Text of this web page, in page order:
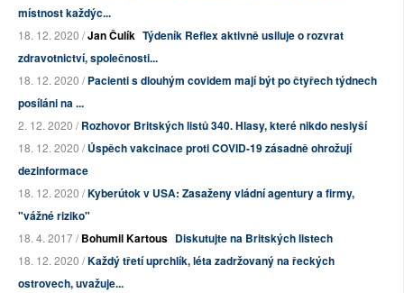
místnost každýc...
18. 12. 2020 /Jan Čulík Týdeník Reflex aktivně usiluje o rozvrat
zdravotnictví, společnosti...
18. 12. 2020 /Pacienti s dlouhým covidem mají být po čtyřech týdnech
posíláni na ...
2. 12. 2020 /Rozhovor Britských listů 340. Hlasy, které nikdo neslyší
18. 12. 2020 /Úspěch vakcinace proti COVID-19 zásadně ohrožují
dezinformace
18. 12. 2020 /Kyberútok v USA: Zasaženy vládní agentury a firmy,
"vážné riziko"
18. 4. 2017 /Bohumil Kartous Diskutujte na Britských listech
18. 12. 2020 /Každý třetí uprchlík, léta zadržovaný na řeckých
ostrovech, uvažuje...